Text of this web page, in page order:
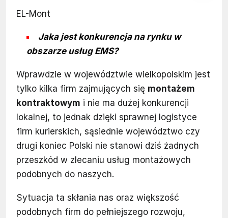
EL-Mont
Jaka jest konkurencja na rynku w
obszarze usług EMS?
Wprawdzie w województwie wielkopolskim jest
tylko kilka firm zajmujących się montażem
kontraktowym i nie ma dużej konkurencji
lokalnej, to jednak dzięki sprawnej logistyce
firm kurierskich, sąsiednie województwo czy
drugi koniec Polski nie stanowi dziś żadnych
przeszkód w zlecaniu usług montażowych
podobnych do naszych.
Sytuacja ta skłania nas oraz większość
podobnych firm do pełniejszego rozwoju,